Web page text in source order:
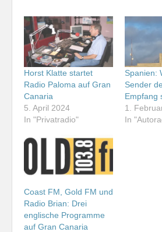
Horst Klatte startet
Radio Paloma auf Gran
Canaria
5. April 2024
In "Privatradio"
Spanien:
Sender
Empfang
1.
In
Coast FM, Gold FM und
Radio Brian: Drei
englische Programme
auf Gran Canaria